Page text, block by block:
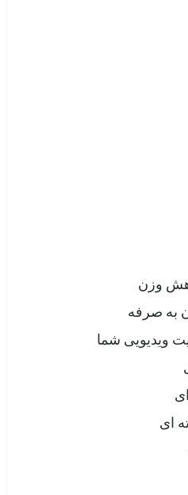
وزن
به صرفه
ویدیویی شما